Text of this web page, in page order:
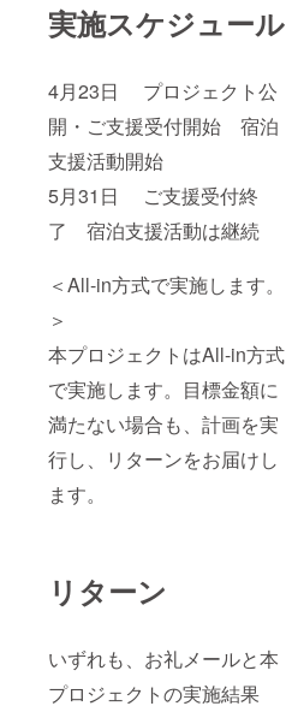
実施スケジュール
4月23日 プロジェクト公
開・ご支援受付開始 宿泊
支援活動開始
5月31日 ご支援受付終
了 宿泊支援活動は継続
＜All-in方式で実施します。
＞
本プロジェクトはAll-in方式
で実施します。目標金額に
満たない場合も、計画を実
行し、リターンをお届けし
ます。
リターン
いずれも、お礼メールと本
プロジェクトの実施結果